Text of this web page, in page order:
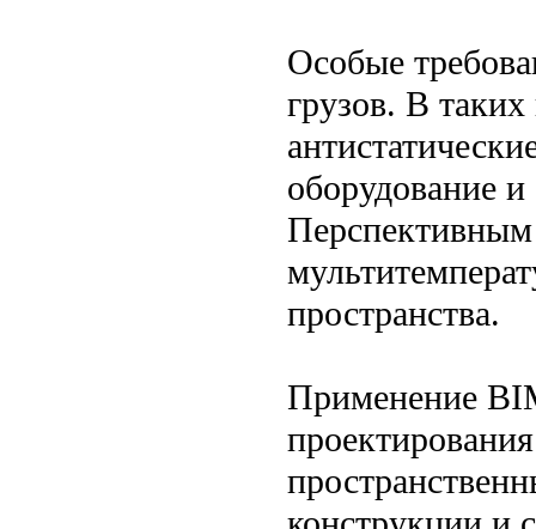
Особые
грузов. В
оборудование
Перспективным
пространства.
Применение